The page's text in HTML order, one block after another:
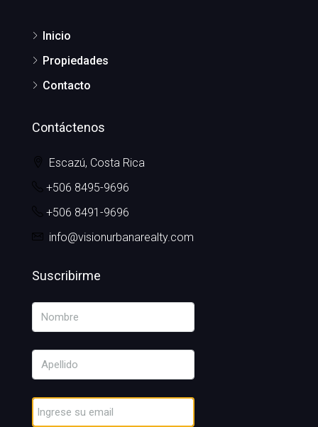
Inicio
Propiedades
Contacto
Contáctenos
Escazú, Costa Rica
+506 8495-9696
+506 8491-9696
info@visionurbanarealty.com
Suscribirme